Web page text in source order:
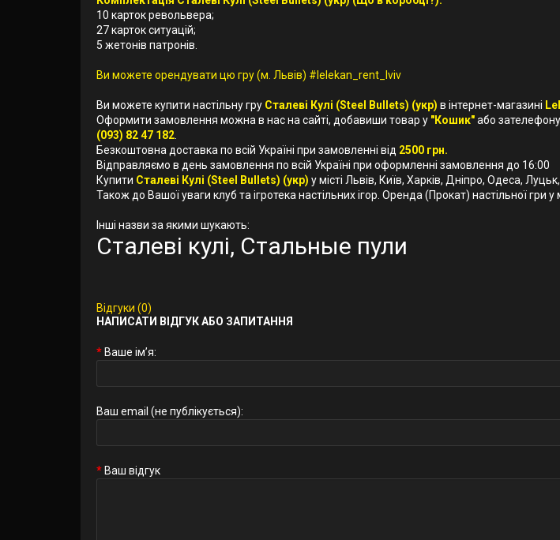
10 карток револьвера;
27 карток ситуацій;
5 жетонів патронів.
Ви можете орендувати цю гру (м. Львів) #lelekan_rent_lviv
Ви можете купити настільну гру Сталеві Кулі (Steel Bullets) (укр) в інтернет-магазині
Оформити замовлення можна в нас на сайті, добавиши товар у "Кошик"або
(093) 82 47 182
Безкоштовна доставка по всій Україні при замовленні від 2500 грн.
Відправляємо в день замовлення по всій Україні при оформленні замовлення до 16:00
Купити Сталеві Кулі (Steel Bullets) (укр) у місті Львів, Київ, Харків, Дніпро, Одеса,
Також до Вашої уваги клуб та ігротека настільних ігор. Оренда (Прокат) настільної гри у
Інші назви за якими шукають:
Сталеві кулі, Стальные пули
Відгуки (0)
НАПИСАТИ ВІДГУК АБО ЗАПИТАННЯ
Ваше ім’я:
Ваш email (не публікується):
Ваш відгук